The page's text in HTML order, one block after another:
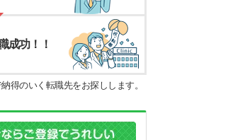
成功！！
得のいく転職先をお探しします。